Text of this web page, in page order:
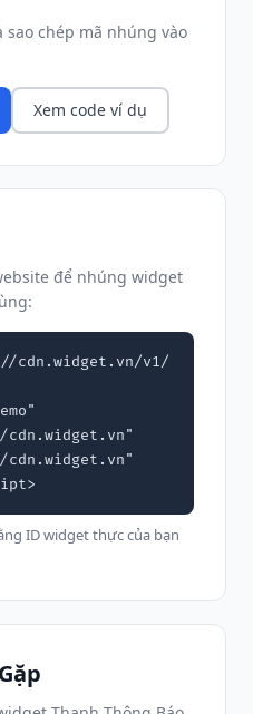
chép mã nhúng vào
Xem code ví dụ
để nhúng widget
cdn.widget.vn/v1/
ID widget thực của bạn